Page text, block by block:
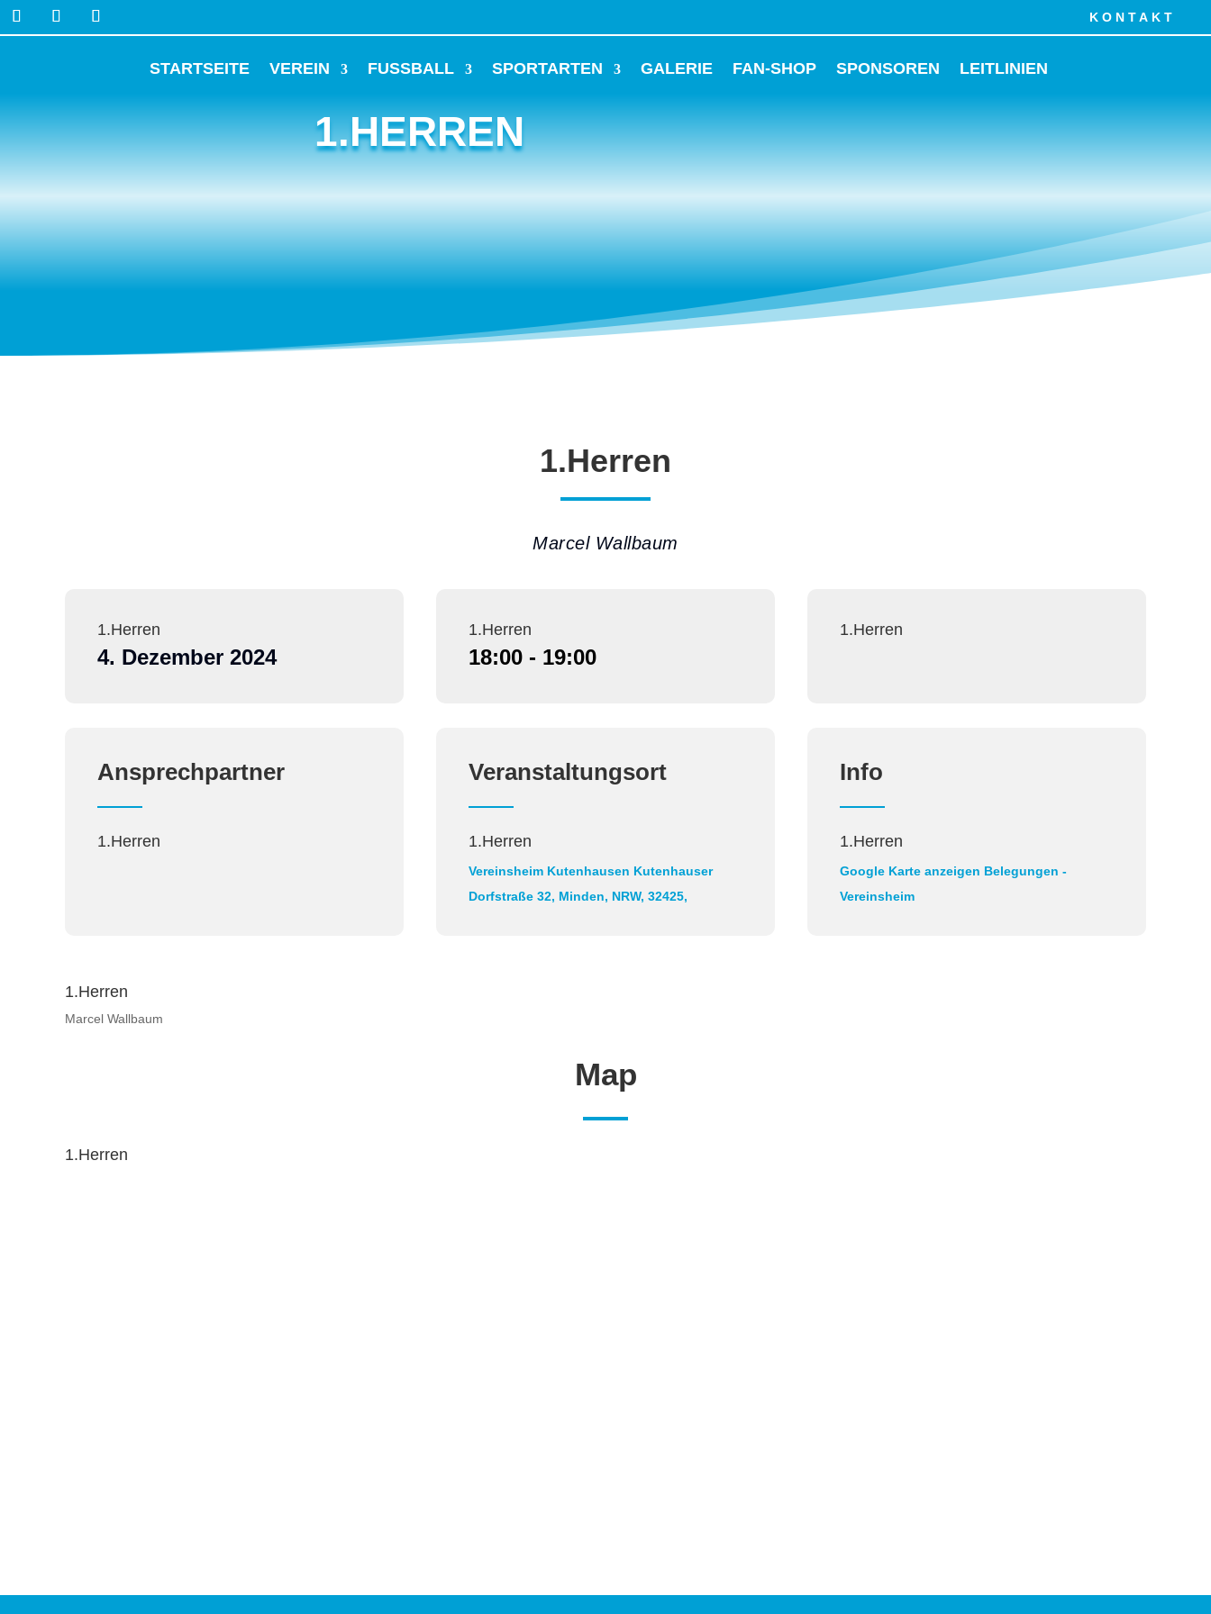
KONTAKT
STARTSEITE VEREIN FUSSBALL SPORTARTEN GALERIE FAN-SHOP SPONSOREN LEITLINIEN
1.HERREN
1.Herren
Marcel Wallbaum
1.Herren
4. Dezember 2024
1.Herren
18:00 - 19:00
1.Herren
Ansprechpartner
1.Herren
Veranstaltungsort
1.Herren
Vereinsheim Kutenhausen Kutenhauser
Dorfstraße 32, Minden, NRW, 32425,
Info
1.Herren
Google Karte anzeigen Belegungen -
Vereinsheim
1.Herren
Marcel Wallbaum
Map
1.Herren